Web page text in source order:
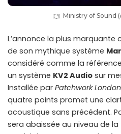
Ministry of Sound
L’annonce la plus
de son mythique système
considéré comme la
un système KV2 Audio sur
Installée par Patchwork London
quatre points promet une
acoustique sans précédent.
sera abaissée au niveau de